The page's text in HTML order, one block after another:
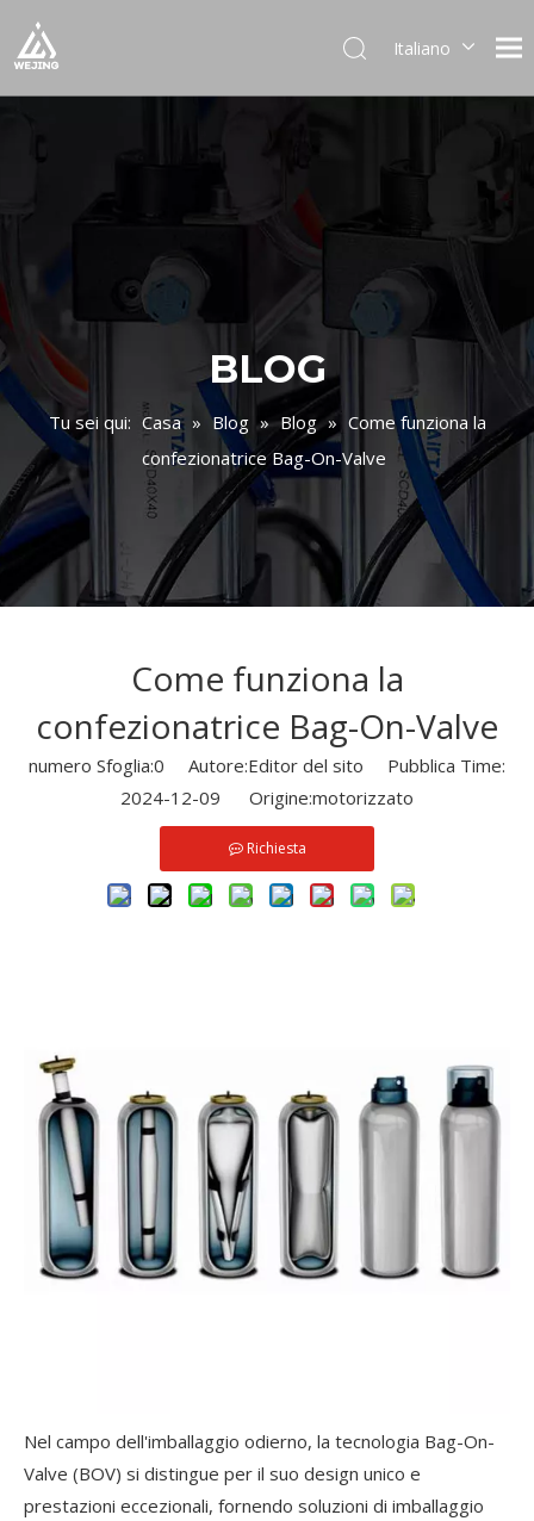
Italiano
Español
BLOG
Tu sei qui: Casa » Blog » Blog » Come funziona la
confezionatrice Bag-On-Valve
Come funziona la
confezionatrice Bag-On-Valve
numero Sfoglia:0 Autore:Editor del sito Pubblica Time:
2024-12-09 Origine:motorizzato
Richiesta
Nel campo dell'imballaggio odierno, la tecnologia Bag-On-
Valve (BOV) si distingue per il suo design unico e
prestazioni eccezionali, fornendo soluzioni di imballaggio